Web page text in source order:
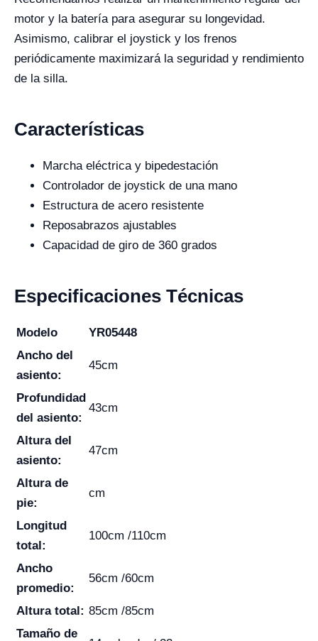
motor y la batería para asegurar su longevidad.
Asimismo, calibrar el joystick y los frenos
periódicamente maximizará la seguridad y rendimiento
de la silla.
Características
Marcha eléctrica y bipedestación
Controlador de joystick de una mano
Estructura de acero resistente
Reposabrazos ajustables
Capacidad de giro de 360 grados
Especificaciones Técnicas
Modelo
YR05448
Ancho del
asiento:
45cm
Profundidad
del asiento:
43cm
Altura del
asiento:
47cm
Altura de
pie:
cm
Longitud
total:
100cm /110cm
Ancho
promedio:
56cm /60cm
Altura total: 85cm /85cm
Tamaño de